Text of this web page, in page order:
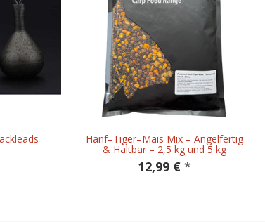
Hanf–Tiger–Mais Mix – Angelfertig
& Haltbar – 2,5 kg und 5 kg
12,99 € *